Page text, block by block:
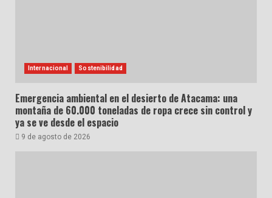
Internacional Sostenibilidad
Emergencia ambiental en el desierto de Atacama: una
montaña de 60.000 toneladas de ropa crece sin control y
ya se ve desde el espacio
9 de agosto de 2026